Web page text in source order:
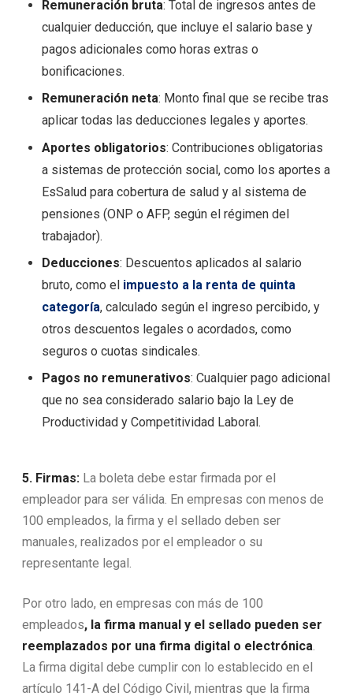
Remuneración bruta: Total de ingresos antes de
cualquier deducción, que incluye el salario base y
pagos adicionales como horas extras o
bonificaciones.
Remuneración neta: Monto final que se recibe tras
aplicar todas las deducciones legales y aportes.
Aportes obligatorios: Contribuciones obligatorias
a sistemas de protección social, como los aportes a
EsSalud para cobertura de salud y al sistema de
pensiones (ONP o AFP, según el régimen del
trabajador).
Deducciones: Descuentos aplicados al salario
bruto, como el impuesto a la renta de quinta
categoría, calculado según el ingreso percibido, y
otros descuentos legales o acordados, como
seguros o cuotas sindicales.
Pagos no remunerativos: Cualquier pago adicional
que no sea considerado salario bajo la Ley de
Productividad y Competitividad Laboral.
5. Firmas: La boleta debe estar firmada por el
empleador para ser válida. En empresas con menos de
100 empleados, la firma y el sellado deben ser
manuales, realizados por el empleador o su
representante legal.
Por otro lado, en empresas con más de 100
empleados, la firma manual y el sellado pueden ser
reemplazados por una firma digital o electrónica
La firma digital debe cumplir con lo establecido en el
artículo 141-A del Código Civil, mientras que la firma